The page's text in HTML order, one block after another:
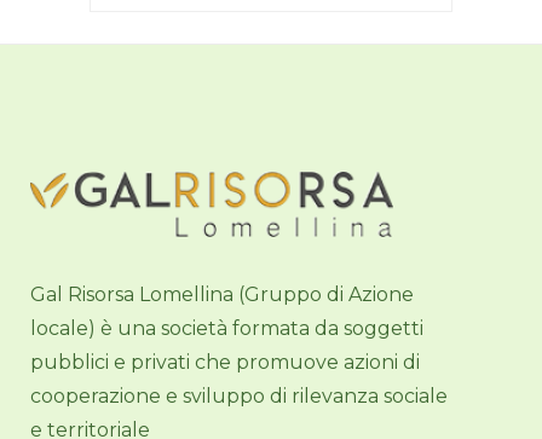
Gal Risorsa Lomellina (Gruppo di Azione
locale) è una società formata da soggetti
pubblici e privati che promuove azioni di
cooperazione e sviluppo di rilevanza sociale
e territoriale